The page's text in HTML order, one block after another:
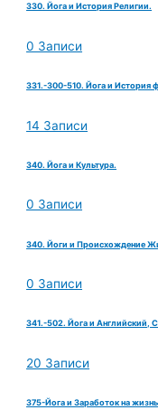
330. Йога и История Религии.
0 Записи
331.-300-510. Йога и История
14 Записи
340. Йога и Культура.
0 Записи
340. Йоги и Происхождение
0 Записи
341.-502. Йога и Английский,
20 Записи
375-Йога и Заработок на